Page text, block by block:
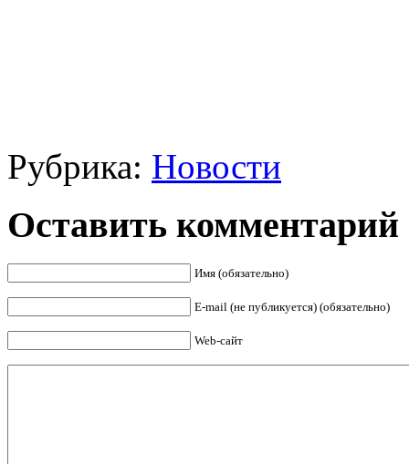
Рубрика: Новости
Оставить комментарий
Имя (обязательно)
E-mail (не публикуется) (обязательно)
Web-сайт